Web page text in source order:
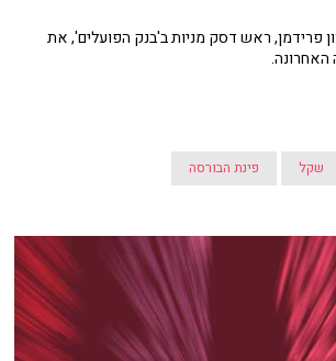
פרידמן, ראש דסק מניות ב'בנק הפועלים', את
האחרונה.
שקל פינת הבורסה